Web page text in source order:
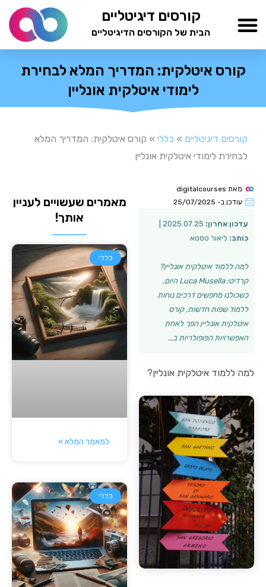
לתוכן
קורסים דיגיטליים
הבית של הקורסים הדיגיטליים
קורס איטלקית: המדריך המלא לבחירת
לימודי איטלקית אונליין
קורסים דיגיטליים » כללי » קורס איטלקית: המדריך המלא
לבחירת לימודי איטלקית אונליין
מאת
עודכן ב- 25/07/2025
עדכון אחרון:
כותב: ליאור טסטא
למה ללמוד איטלקית אונליין?
קרדיט: Luca Musella היום,
כשכולנו מחפשים דרכים נוחות
ללמוד שפות חדשות, קורס
איטלקית אונליין הפך לאחת
האפשרויות הפופולריות ב…
למה ללמוד איטלקית אונליין?
מאמרים שעשויים לעניין
אותך!
כללי
למאמר המלא »
כללי